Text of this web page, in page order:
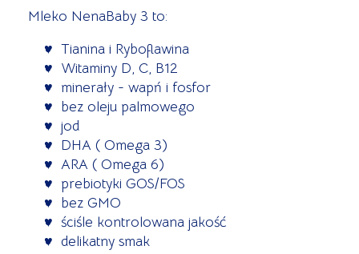
Mleko NenaBaby 3 to:
Tianina i Ryboflawina
Witaminy D, C, B12
minerały - wapń i fosfor
bez oleju palmowego
jod
DHA ( Omega 3)
ARA ( Omega 6)
prebiotyki GOS/FOS
bez GMO
ściśle kontrolowana jakość
delikatny smak